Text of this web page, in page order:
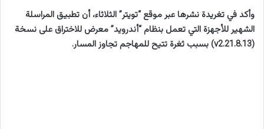
وأكد في تغريدة نشرها عبر موقع “تويتر” الثلاثاء، أن تطبيق المراسلة
الشهير للأجهزة التي تعمل بنظام “أندرويد” معرض للاختراق على نسخة
(v2.21.8.13) بسبب ثغرة تتيح للمهاجم تجاوز المسار.